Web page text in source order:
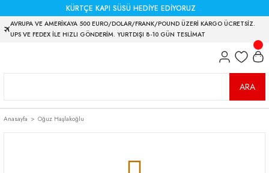
KÜRTÇE KAPI SÜSÜ HEDİYE EDİYORUZ
AVRUPA VE AMERİKAYA 500 EURO/DOLAR/FRANK/POUND ÜZERİ KARGO ÜCRETSİZ.
UPS VE FEDEX İLE HIZLI GÖNDERİM. YURTDIŞI 8-10 GÜN TESLİMAT
ARA
Anasayfa Oğuz Haşlakoğlu